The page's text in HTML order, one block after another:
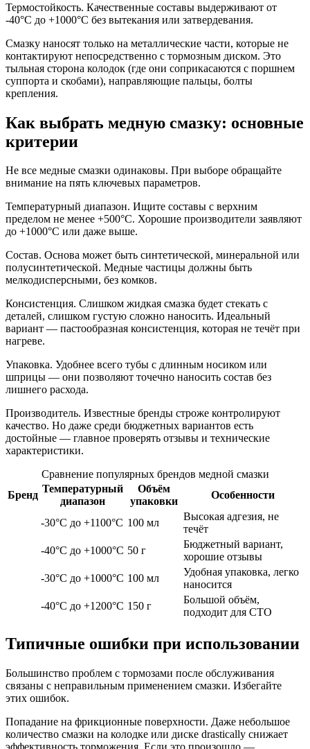
Термостойкость. Качественные составы выдерживают от
-40°C до +1000°C без вытекания или затвердевания.
Смазку наносят только на металлические части, которые не
контактируют непосредственно с тормозным диском. Это
тыльная сторона колодок (где они соприкасаются с поршнем
суппорта и скобами), направляющие пальцы, болты
крепления.
Как выбрать медную смазку: основные
критерии
Не все медные смазки одинаковы. При выборе обращайте
внимание на пять ключевых параметров.
Температурный диапазон. Ищите составы с верхним
пределом не менее +500°C. Хорошие производители заявляют
до +1000°C или даже выше.
Состав. Основа может быть синтетической, минеральной или
полусинтетической. Медные частицы должны быть
мелкодисперсными, без комков.
Консистенция. Слишком жидкая смазка будет стекать с
деталей, слишком густую сложно наносить. Идеальный
вариант — пастообразная консистенция, которая не течёт при
нагреве.
Упаковка. Удобнее всего тубы с длинным носиком или
шприцы — они позволяют точечно наносить состав без
лишнего расхода.
Производитель. Известные бренды строже контролируют
качество. Но даже среди бюджетных вариантов есть
достойные — главное проверять отзывы и технические
характеристики.
Сравнение популярных брендов медной смазки
Бренд
Температурный
диапазон
Объём
упаковки
Особенности
-30°C до +1100°C 100 мл
Высокая адгезия, не
течёт
-40°C до +1000°C 50 г
Бюджетный вариант,
хорошие отзывы
-30°C до +1000°C 100 мл
Удобная упаковка, легко
наносится
-40°C до +1200°C 150 г
Большой объём,
подходит для СТО
Типичные ошибки при использовании
Большинство проблем с тормозами после обслуживания
связаны с неправильным применением смазки. Избегайте
этих ошибок.
Попадание на фрикционные поверхности. Даже небольшое
количество смазки на колодке или диске drastically снижает